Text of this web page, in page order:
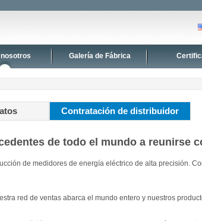
Galería de Fábrica
Contratación de distribuidor
de todo el mundo a reunirse
de medidores de energía eléctrico de alta precisión.
red de ventas abarca el mundo entero y nuestros